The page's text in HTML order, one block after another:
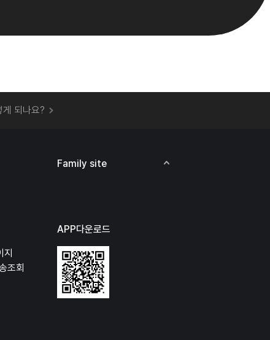
프라인 매장에서 상품을 수령할 수 있나요?
되나요?
오프라인에서 반품이 가능한가요?
Family site
지
조회
APP다운로드